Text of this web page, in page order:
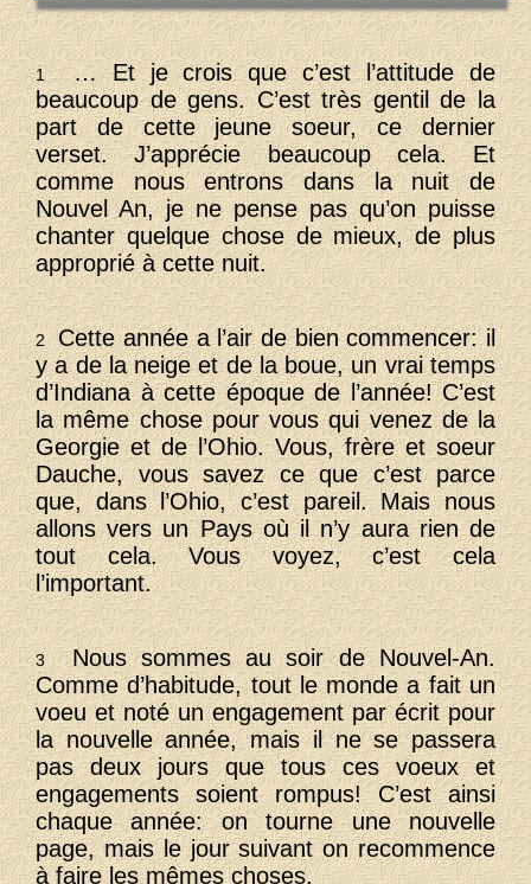
1… Et je crois que c’est l’attitude de
beaucoup de gens. C’est très gentil de la
part de cette jeune soeur, ce dernier
verset. J’apprécie beaucoup cela. Et
comme nous entrons dans la nuit de
Nouvel An, je ne pense pas qu’on puisse
chanter quelque chose de mieux, de plus
approprié à cette nuit.
2Cette année a l’air de bien commencer: il
y a de la neige et de la boue, un vrai temps
d’Indiana à cette époque de l’année! C’est
la même chose pour vous qui venez de la
Georgie et de l’Ohio. Vous, frère et soeur
Dauche, vous savez ce que c’est parce
que, dans l’Ohio, c’est pareil. Mais nous
allons vers un Pays où il n’y aura rien de
tout cela. Vous voyez, c’est cela
l’important.
3Nous sommes au soir de Nouvel-An.
Comme d’habitude, tout le monde a fait un
voeu et noté un engagement par écrit pour
la nouvelle année, mais il ne se passera
pas deux jours que tous ces voeux et
engagements soient rompus! C’est ainsi
chaque année: on tourne une nouvelle
page, mais le jour suivant on recommence
à faire les mêmes choses.